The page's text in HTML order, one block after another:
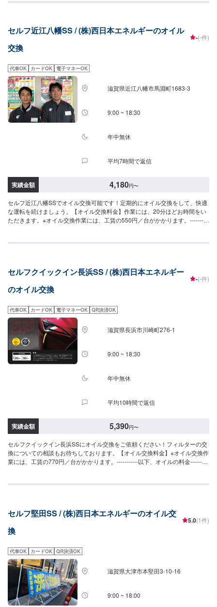
奨車専用）<ガソリン車用>・0W-20▶︎1980円（0W-20推奨車専用）・5W-
30▶︎1700円（DPF装置ディーゼルトラック・バス）-----------その他料金-------
---->>オイルフィルター2750円〜／台>>２サイクルオイル1,650円〜／L
セルフ近江八幡SS / (株)西日本エネルギーのオイル
交換
-(-件)
代車OK カードOK 電子マネーOK
滋賀県近江八幡市馬淵町1683-3
9:00 ~ 18:30
年中無休
平均7時間で返信
実績金額 4,180円〜
セルフ近江八幡SSでオイル交換可能です！定期的にオイル交換をして、快適
な運転を続けましょう。【オイル交換料金】作業には、20分ほどお時間をい
ただきます。※オイル交換作業には、工賃の550円／台がかかります。----------
費）・0W-20▶︎1,870円（0W-20推奨車専用）<ガソリン車用>・0W-
30▶︎1,590円（DPF装置ディーゼル乗用車）・10W-30▶︎1,370円（DPF装置
ディーゼルトラック・バス）-----------その他料金----------->>オイルフィルター
2,420円〜／台>>２サイクルオイル1,320円〜／台
セルフクイックイン長浜SS / (株)西日本エネルギー
のオイル交換
-(-件)
代車OK カードOK 電子マネーOK QR決済OK
滋賀県長浜市川崎町276-1
9:00 ~ 18:30
年中無休
平均10時間で返信
実績金額 5,390円〜
セルフクイックイン長浜SSにオイル交換をご依頼ください！フィルターの交
換についての相談もお待ちしております。【オイル交換料金】※オイル交換作
業には、工賃の770円／台がかかります。-----------以下、オイルの料金---------
20推奨車専用）<ガソリン車用>・0W-20▶︎1,980円（0W-20推奨車専用）・
車）・10W-30▶︎1,700円（DPF装置ディーゼルトラック・バス）-----------そ
の他料金----------->>オイルフィルター2,750円〜／台>>２サイクルオイル
1,650円〜／台
セルフ堅田SS / (株)西日本エネルギーのオイル交
換
5.0(1件)
代車OK カードOK QR決済OK
滋賀県大津市本堅田3-10-16
9:00 ~ 18:00